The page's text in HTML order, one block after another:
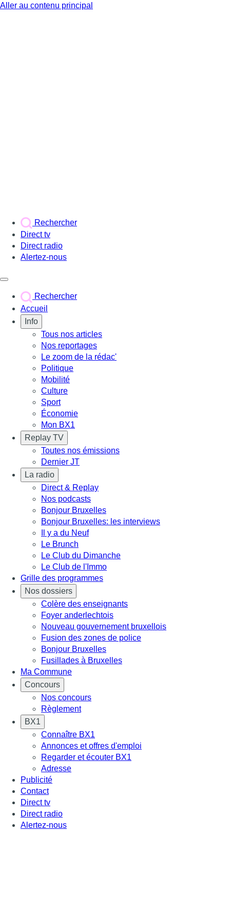
Aller au contenu principal
Rechercher
Direct tv
Direct radio
Alertez-nous
Rechercher
Accueil
Info
Tous nos articles
Nos reportages
Le zoom de la rédac'
Politique
Mobilité
Culture
Sport
Économie
Mon BX1
Replay TV
Toutes nos émissions
Dernier JT
La radio
Direct & Replay
Nos podcasts
Bonjour Bruxelles
Bonjour Bruxelles: les interviews
Il y a du Neuf
Le Brunch
Le Club du Dimanche
Le Club de l'Immo
Grille des programmes
Nos dossiers
Colère des enseignants
Foyer anderlechtois
Nouveau gouvernement bruxellois
Fusion des zones de police
Bonjour Bruxelles
Fusillades à Bruxelles
Ma Commune
Concours
Nos concours
Règlement
BX1
Connaître BX1
Annonces et offres d'emploi
Regarder et écouter BX1
Adresse
Publicité
Contact
Direct tv
Direct radio
Alertez-nous